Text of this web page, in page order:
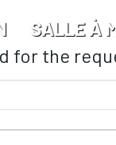
SALLE À
for the